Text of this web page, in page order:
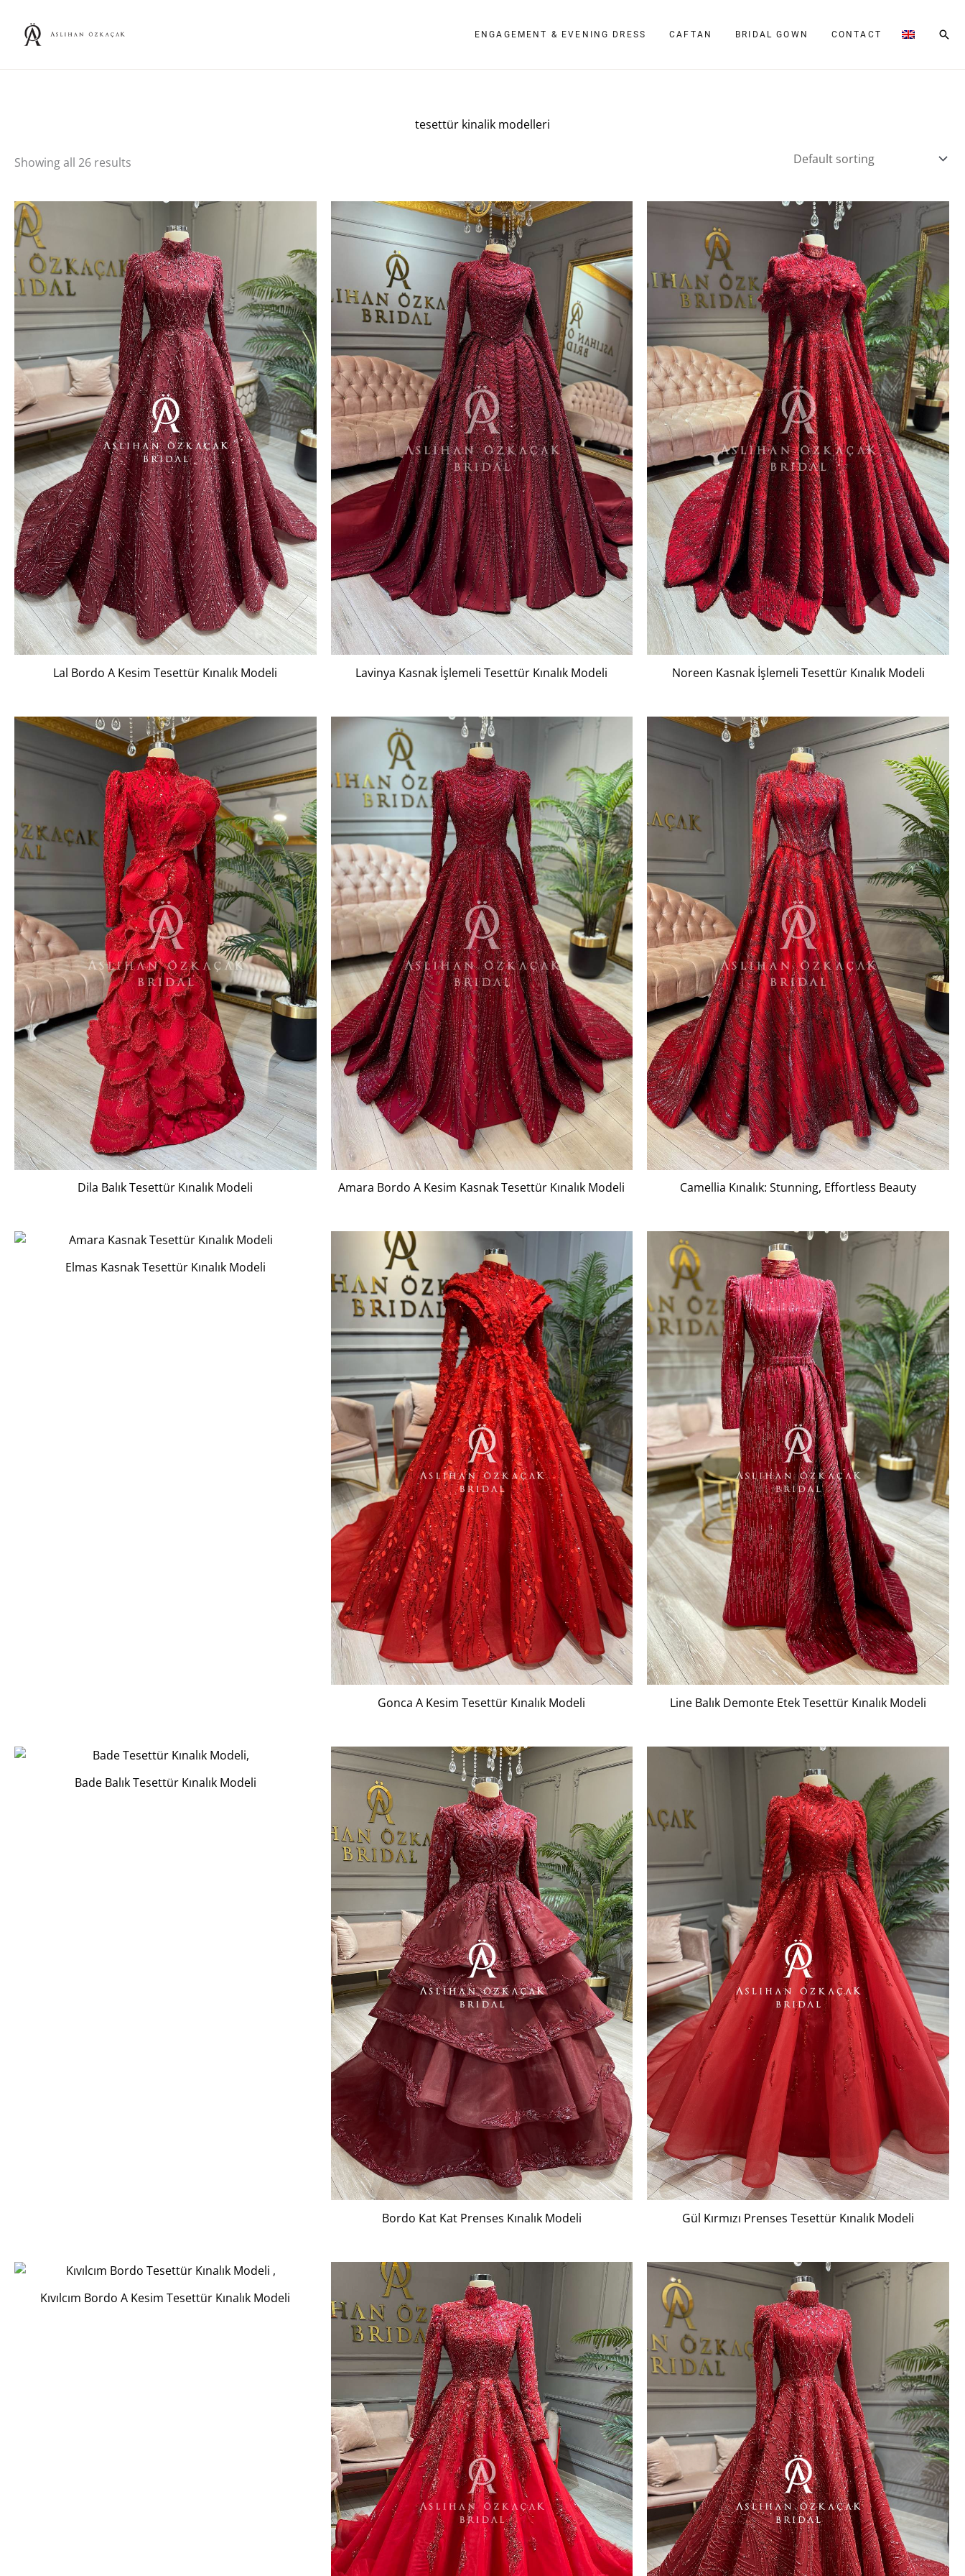
content
ENGAGEMENT & EVENING DRESS CAFTAN BRIDAL GOWN CONTACT
tesettür kinalik modelleri
Showing all 26 results
Lal Bordo A Kesim Tesettür Kınalık Modeli Lavinya Kasnak İşlemeli Tesettür Kınalık Modeli Noreen Kasnak İşlemeli Tesettür Kınalık Modeli
Dila Balık Tesettür Kınalık Modeli Amara Bordo A Kesim Kasnak Tesettür Kınalık Modeli Camellia Kınalık: Stunning, Effortless Beauty
Elmas Kasnak Tesettür Kınalık Modeli
Gonca A Kesim Tesettür Kınalık Modeli Line Balık Demonte Etek Tesettür Kınalık Modeli
Bade Balık Tesettür Kınalık Modeli
Bordo Kat Kat Prenses Kınalık Modeli Gül Kırmızı Prenses Tesettür Kınalık Modeli
Kıvılcım Bordo A Kesim Tesettür Kınalık Modeli